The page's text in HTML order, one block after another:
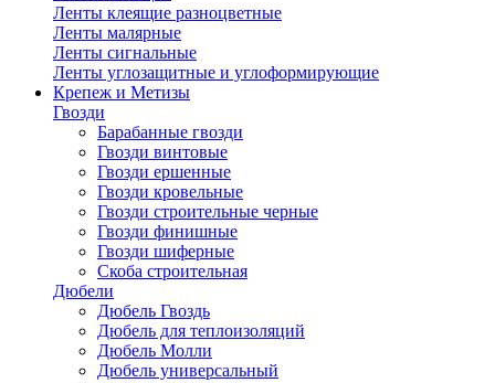
Ленты клеящие разноцветные
Ленты малярные
Ленты сигнальные
Ленты углозащитные и углоформирующие
Крепеж и Метизы
Гвозди
Барабанные гвозди
Гвозди винтовые
Гвозди ершенные
Гвозди кровельные
Гвозди строительные черные
Гвозди финишные
Гвозди шиферные
Скоба строительная
Дюбели
Дюбель Гвоздь
Дюбель для теплоизоляций
Дюбель Молли
Дюбель универсальный